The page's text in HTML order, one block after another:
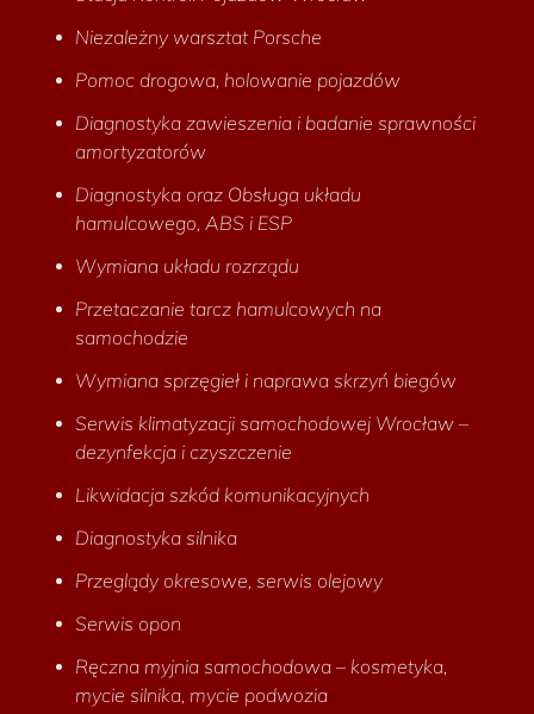
Niezależny warsztat Porsche
Pomoc drogowa, holowanie pojazdów
Diagnostyka zawieszenia i badanie sprawności
amortyzatorów
Diagnostyka oraz Obsługa układu
hamulcowego, ABS i ESP
Wymiana układu rozrządu
Przetaczanie tarcz hamulcowych na
samochodzie
Wymiana sprzęgieł i naprawa skrzyń biegów
Serwis klimatyzacji samochodowej Wrocław –
dezynfekcja i czyszczenie
Likwidacja szkód komunikacyjnych
Diagnostyka silnika
Przeglądy okresowe, serwis olejowy
Serwis opon
Ręczna myjnia samochodowa – kosmetyka,
mycie silnika, mycie podwozia